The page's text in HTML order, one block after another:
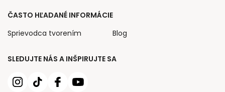
SLEDUJTE NÁS A INŠPIRUJTE SA
ČASTO HĽADANÉ INFORMÁCIE
Sprievodca tvorením
Blog